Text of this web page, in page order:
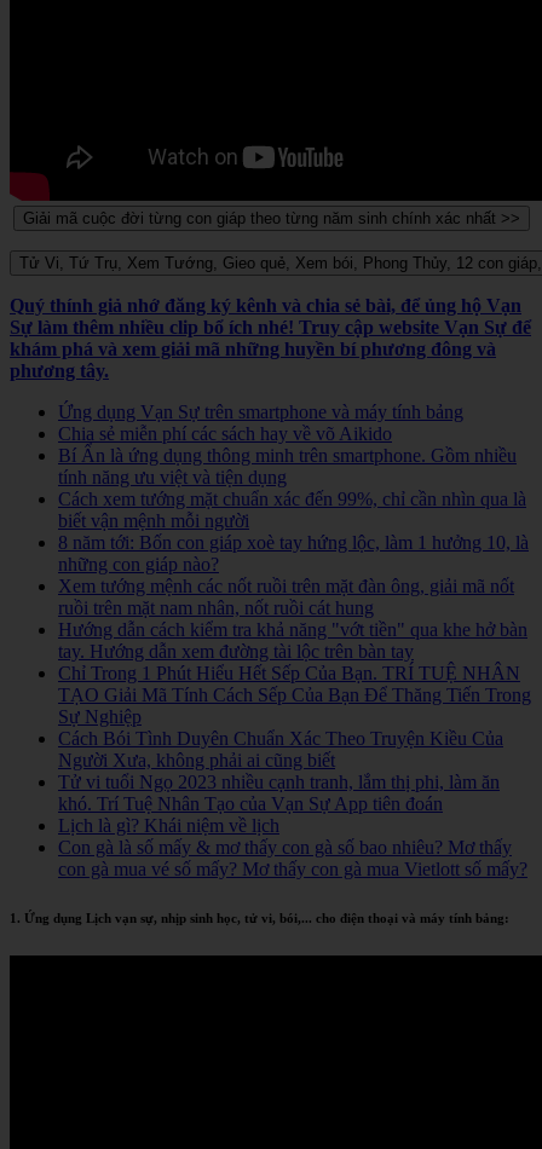
Quý thính giả nhớ đăng ký kênh và chia sẻ bài, để ủng hộ Vạn
Sự làm thêm nhiều clip bổ ích nhé! Truy cập website Vạn Sự để
khám phá và xem giải mã những huyền bí phương đông và
phương tây.
Ứng dụng Vạn Sự trên smartphone và máy tính bảng
Chia sẻ miễn phí các sách hay về võ Aikido
Bí Ẩn là ứng dụng thông minh trên smartphone. Gồm nhiều
tính năng ưu việt và tiện dụng
Cách xem tướng mặt chuẩn xác đến 99%, chỉ cần nhìn qua là
biết vận mệnh mỗi người
8 năm tới: Bốn con giáp xoè tay hứng lộc, làm 1 hưởng 10, là
những con giáp nào?
Xem tướng mệnh các nốt ruồi trên mặt đàn ông, giải mã nốt
ruồi trên mặt nam nhân, nốt ruồi cát hung
Hướng dẫn cách kiểm tra khả năng "vớt tiền" qua khe hở bàn
tay. Hướng dẫn xem đường tài lộc trên bàn tay
Chỉ Trong 1 Phút Hiểu Hết Sếp Của Bạn. TRÍ TUỆ NHÂN
TẠO Giải Mã Tính Cách Sếp Của Bạn Để Thăng Tiến Trong
Sự Nghiệp
Cách Bói Tình Duyên Chuẩn Xác Theo Truyện Kiều Của
Người Xưa, không phải ai cũng biết
Tử vi tuổi Ngọ 2023 nhiều cạnh tranh, lắm thị phi, làm ăn
khó. Trí Tuệ Nhân Tạo của Vạn Sự App tiên đoán
Lịch là gì? Khái niệm về lịch
Con gà là số mấy & mơ thấy con gà số bao nhiêu? Mơ thấy
con gà mua vé số mấy? Mơ thấy con gà mua Vietlott số mấy?
1. Ứng dụng Lịch vạn sự, nhịp sinh học, tử vi, bói,... cho điện thoại và máy tính bảng: